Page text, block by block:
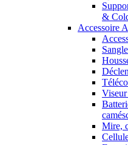
&
Accessoire
Mire,